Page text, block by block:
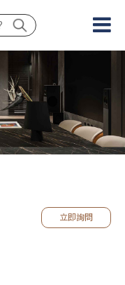
立即詢問